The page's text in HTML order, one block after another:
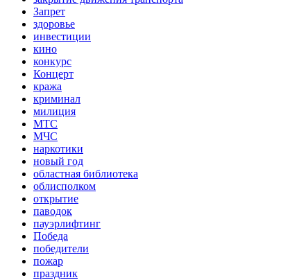
Запрет
здоровье
инвестиции
кино
конкурс
Концерт
кража
криминал
милиция
МТС
МЧС
наркотики
новый год
областная библиотека
облисполком
открытие
паводок
пауэрлифтинг
Победа
победители
пожар
праздник